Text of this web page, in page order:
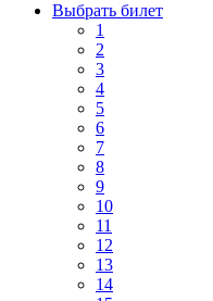
Выбрать билет
1
2
3
4
5
6
7
8
9
10
11
12
13
14